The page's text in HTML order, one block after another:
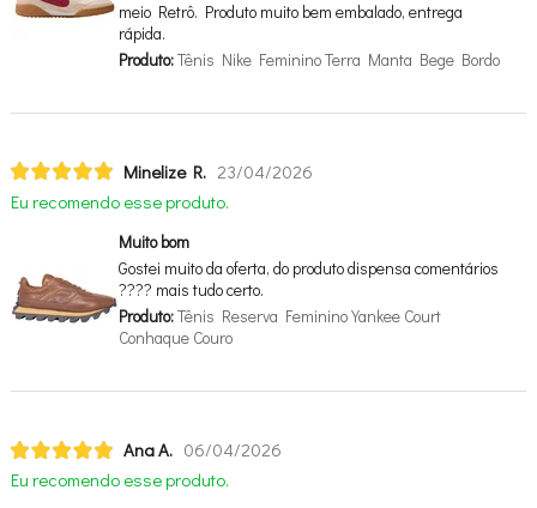
meio Retrô. Produto muito bem embalado, entrega
rápida.
Produto:Tênis Nike Feminino Terra Manta Bege Bordo
Minelize R. 23/04/2026
Eu recomendo esse produto.
Muito bom
Gostei muito da oferta, do produto dispensa comentários
???? mais tudo certo.
Produto:Tênis Reserva Feminino Yankee Court
Conhaque Couro
Ana A. 06/04/2026
Eu recomendo esse produto.